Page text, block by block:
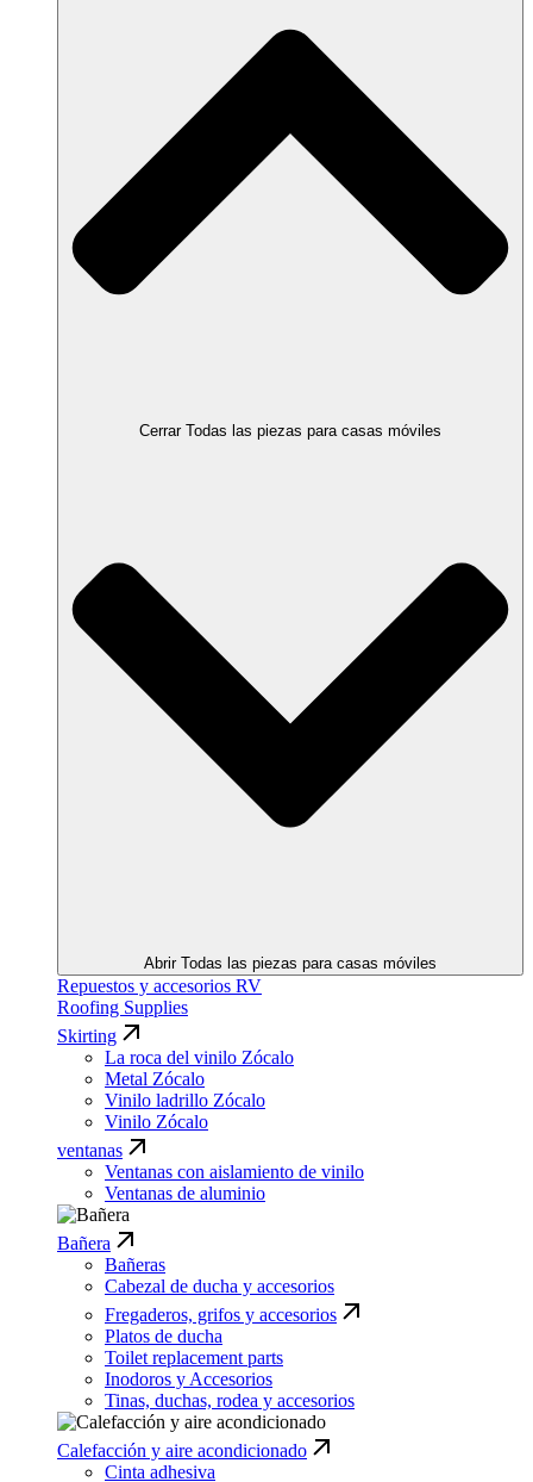
Cerrar Todas las piezas para casas móviles
Abrir Todas las piezas para casas móviles
Repuestos y accesorios RV
Roofing Supplies
Skirting
La roca del vinilo Zócalo
Metal Zócalo
Vinilo ladrillo Zócalo
Vinilo Zócalo
ventanas
Ventanas con aislamiento de vinilo
Ventanas de aluminio
Bañera
Bañeras
Cabezal de ducha y accesorios
Fregaderos, grifos y accesorios
Platos de ducha
Toilet replacement parts
Inodoros y Accesorios
Tinas, duchas, rodea y accesorios
Calefacción y aire acondicionado
Cinta adhesiva